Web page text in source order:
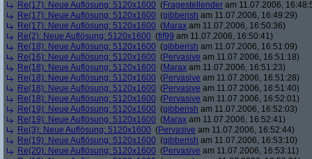
Re(17): Neue Auflösung: 5120x1600 (Fragestellender am 11.07.2006,
Re(17): Neue Auflösung: 5120x1600 (gibberish am 11.07.2006, 16:49:29)
Re(17): Neue Auflösung: 5120x1600 (Marax am 11.07.2006, 16:50:36)
Re(2): Neue Auflösung: 5120x1600 (fif99 am 11.07.2006, 16:50:41)
Re(18): Neue Auflösung: 5120x1600 (gibberish am 11.07.2006, 16:51:09)
Re(16): Neue Auflösung: 5120x1600 (Pervasive am 11.07.2006, 16:51:18)
Re(18): Neue Auflösung: 5120x1600 (Marax am 11.07.2006, 16:51:23)
Re(18): Neue Auflösung: 5120x1600 (Pervasive am 11.07.2006, 16:51:28)
Re(18): Neue Auflösung: 5120x1600 (Pervasive am 11.07.2006, 16:51:40)
Re(18): Neue Auflösung: 5120x1600 (Pervasive am 11.07.2006, 16:52:01)
Re(19): Neue Auflösung: 5120x1600 (gibberish am 11.07.2006, 16:52:03)
Re(19): Neue Auflösung: 5120x1600 (Marax am 11.07.2006, 16:52:41)
Re(3): Neue Auflösung: 5120x1600 (Pervasive am 11.07.2006, 16:52:44)
Re(19): Neue Auflösung: 5120x1600 (gibberish am 11.07.2006, 16:53:10)
Re(20): Neue Auflösung: 5120x1600 (Pervasive am 11.07.2006, 16:53:11)